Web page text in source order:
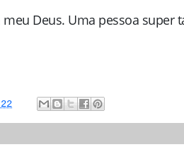
Deus. Uma pessoa super